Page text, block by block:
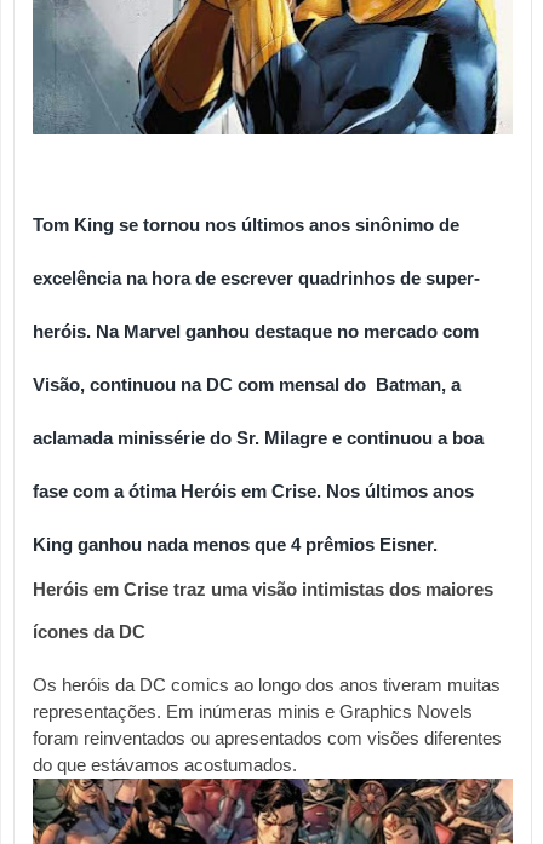
Tom King se tornou nos últimos anos sinônimo de
excelência na hora de escrever quadrinhos de super-
heróis. Na Marvel ganhou destaque no mercado com
Visão, continuou na DC com mensal do  Batman, a
aclamada minissérie do Sr. Milagre e continuou a boa
fase com a ótima Heróis em Crise. Nos últimos anos
King ganhou nada menos que 4 prêmios Eisner.
Heróis em Crise traz uma visão intimistas dos maiores
ícones da DC
Os heróis da DC comics ao longo dos anos tiveram muitas
representações. Em inúmeras minis e Graphics Novels
foram reinventados ou apresentados com visões diferentes
do que estávamos acostumados.